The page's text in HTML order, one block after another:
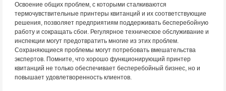
Освоение общих проблем, с которыми сталкиваются
термочувствительные принтеры квитанций и их соответствующие
решения, позволяет предприятиям поддерживать бесперебойную
работу и сокращать сбои. Регулярное техническое обслуживание и
инспекции могут предотвратить многие из этих проблем.
Сохраняющиеся проблемы могут потребовать вмешательства
экспертов. Помните, что хорошо функционирующий принтер
квитанций не только обеспечивает бесперебойный бизнес, но и
повышает удовлетворенность клиентов.